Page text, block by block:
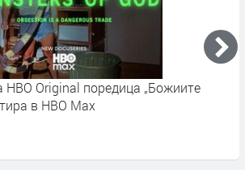
Original поредица „Божиите
в HBO Max